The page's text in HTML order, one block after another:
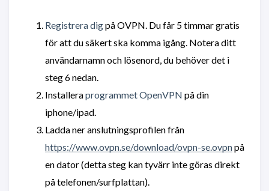
Registrera digpå OVPN. Du får 5 timmar gratis
för att du säkert ska komma igång. Notera ditt
användarnamn och lösenord, du behöver det i
steg 6 nedan.
Installeraprogrammet OpenVPN på din
iphone/ipad.
Ladda ner anslutningsprofilen från
https://www.ovpn.se/download/ovpn-se.ovpnpå
en dator (detta steg kan tyvärr inte göras direkt
på telefonen/surfplattan).